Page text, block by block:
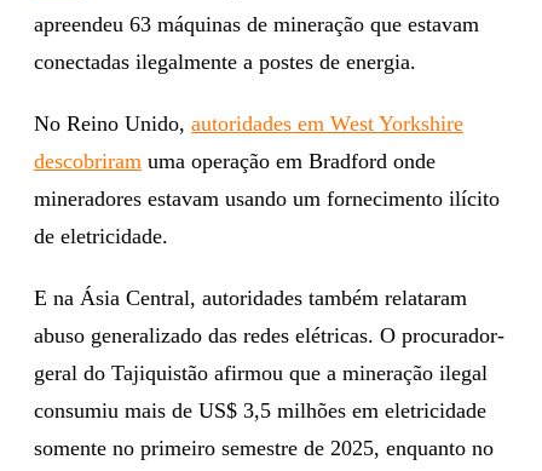
apreendeu 63 máquinas de mineração que estavam
conectadas ilegalmente a postes de energia.
No Reino Unido, autoridades em West Yorkshire
descobriram uma operação em Bradford onde
mineradores estavam usando um fornecimento ilícito
de eletricidade.
E na Ásia Central, autoridades também relataram
abuso generalizado das redes elétricas. O procurador-
geral do Tajiquistão afirmou que a mineração ilegal
consumiu mais de US$ 3,5 milhões em eletricidade
somente no primeiro semestre de 2025, enquanto no